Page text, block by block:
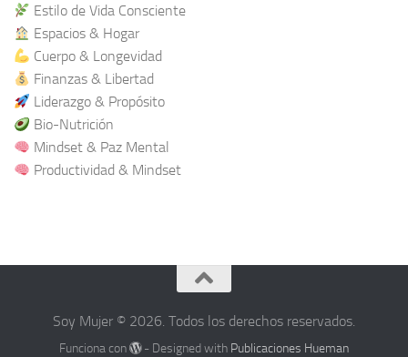
Estilo de Vida Consciente
Espacios & Hogar
Cuerpo & Longevidad
Finanzas & Libertad
Liderazgo & Propósito
Bio-Nutrición
Mindset & Paz Mental
Productividad & Mindset
Soy Mujer © 2026. Todos los derechos reservados.
Funciona con - Designed with Publicaciones Hueman